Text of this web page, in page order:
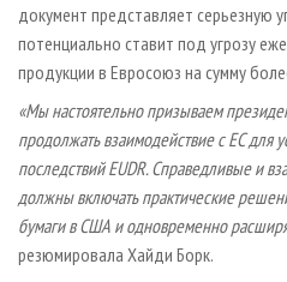
документ представляет серьезную
потенциально ставит под угрозу
продукции в Евросоюз на сумму
«Мы настоятельно призываем
продолжать взаимодействие с ЕС для
последствий EUDR. Справедливые и
должны включать практические
бумаги в США и одновременно
резюмировала Хайди Борк.